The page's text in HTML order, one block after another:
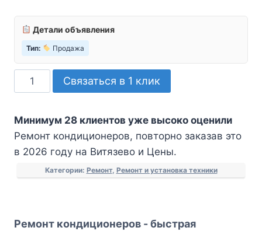
Детали объявления
Тип: Продажа
Количество
товара
кондиционеров
Связаться в 1 клик
Минимум 28 клиентов уже высоко оценили
Ремонт кондиционеров, повторно заказав это
в 2026 году на Витязево и Цены.
Категории: Ремонт, Ремонт и установка техники
Ремонт кондиционеров - быстрая